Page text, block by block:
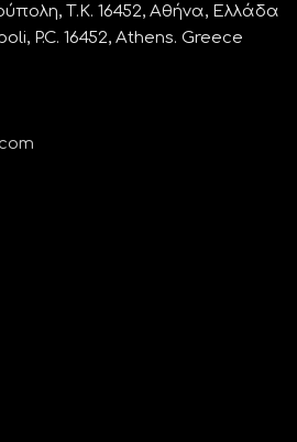
Τ.Κ. 16452, Αθήνα, Ελλάδα
P.C. 16452, Athens. Greece